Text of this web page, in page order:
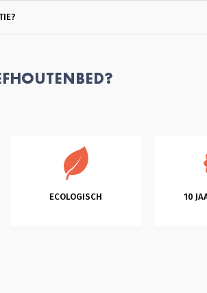
en klantgerichtheid,
die ik zelden tegenkom.
ECOLOGISCH 10